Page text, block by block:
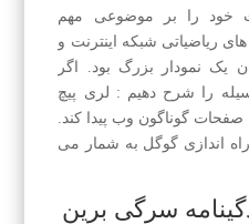
خود را بر موضوعی مهم
ریاضیاتی شبکه اینترنت و
یک نمودار بزرگ بود. اگر
را شرح دهیم : لری پیچ
گوناگون وب پیدا کند.
اندازی گوگل به شمار می
سرگی برین